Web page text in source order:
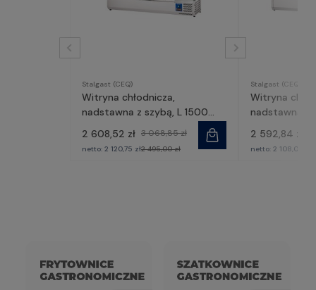
Stalgast (CEQ)
Witryna chłodnicza,
nadstawna z szybą, L 1500
Stalgast
2 608,52 zł 3 068,85 zł
netto: 2 120,75 zł2 495,00 zł
Stalgast (CEQ)
Witryna
nadstawna z
2 592,84 zł
netto: 2 108,00 zł